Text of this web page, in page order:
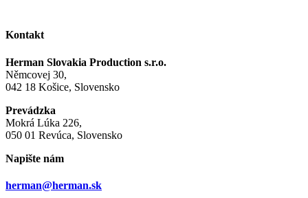
Kontakt
Herman Slovakia Production s.r.o.
Němcovej 30,
042 18 Košice, Slovensko
Prevádzka
Mokrá Lúka 226,
050 01 Revúca, Slovensko
Napište nám
herman@herman.sk